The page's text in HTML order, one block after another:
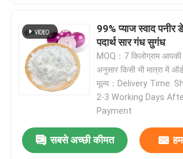
प्राकृतिक पौधे का आवश्यक तेल
शुद्ध पौधे का अर्क
मोनोमर स्वाद
99% प्याज स्वाद पनीर
पदार्थ सार गंध सुगंध
MOQ：7 किलोग्राम
अनुसार किसी भी मात्रा में
मूल्य：Delivery Time:
2-3 Working Days
Payment
सबसे अच्छी कीमत